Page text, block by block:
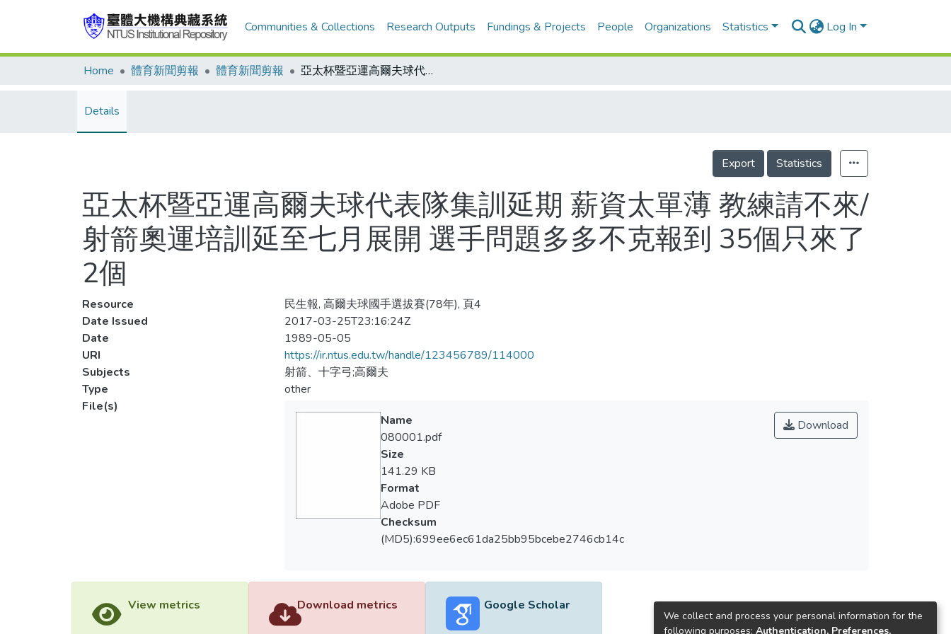
Communities & Collections Research Outputs Fundings & Projects People Organizations Statistics Log In
Home 體育新聞剪報 體育新聞剪報 亞太杯暨亞運高爾夫球代表隊集訓延期 薪資太單薄 教練請不來/射箭奧運培訓延至七月展開 選手問題多多不克報到 35個只來了2個
Details
Export Statistics
亞太杯暨亞運高爾夫球代表隊集訓延期 薪資太單薄 教練請不來/
射箭奧運培訓延至七月展開 選手問題多多不克報到 35個只來了
2個
Resource
民生報, 高爾夫球國手選拔賽(78年), 頁4
Date Issued
2017-03-25T23:16:24Z
Date
1989-05-05
URI
https://ir.ntus.edu.tw/handle/123456789/114000
Subjects
射箭、十字弓;高爾夫
Type
other
File(s)
Download
Name
080001.pdf
Size
141.29 KB
Format
Adobe PDF
Checksum
(MD5):699ee6ec61da25bb95bcebe2746cb14c
View metrics Download metrics Google Scholar
We collect and process your personal information for the
following purposes: Authentication, Preferences,